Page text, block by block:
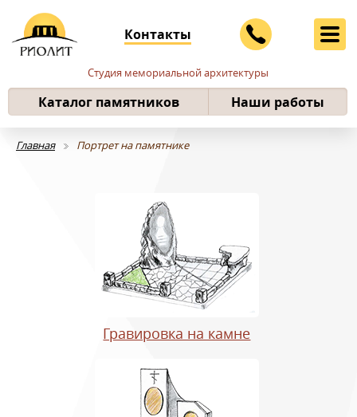
Контакты
Студия мемориальной архитектуры
Каталог памятников Наши работы
Главная Портрет на памятнике
Гравировка на камне